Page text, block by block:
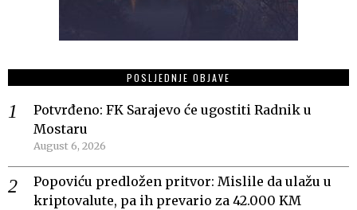
POSLJEDNJE OBJAVE
Potvrđeno: FK Sarajevo će ugostiti Radnik u
Mostaru
August 6, 2026
Popoviću predložen pritvor: Mislile da ulažu u
kriptovalute, pa ih prevario za 42.000 KM